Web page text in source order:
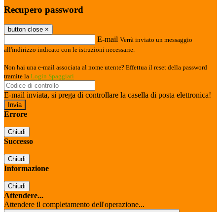
Recupero password
button close ×
E-mail Verrà inviato un messaggio
all'indirizzo indicato con le istruzioni necessarie.
Non hai una e-mail associata al nome utente? Effettua il reset della password
tramite la Login Spaggiari
E-mail inviata, si prega di controllare la casella di posta elettronica!
Errore
Chiudi
Successo
Chiudi
Informazione
Chiudi
Attendere...
Attendere il completamento dell'operazione...